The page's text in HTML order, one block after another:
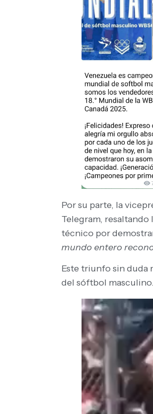
Por su parte, la
Telegram,
técnico por
mundo entero
Este triunfo sin duda
del sóftbol masculino.